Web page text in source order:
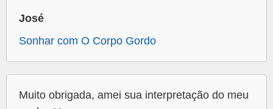
José
Sonhar com O Corpo Gordo
Muito obrigada, amei sua interpretação do meu